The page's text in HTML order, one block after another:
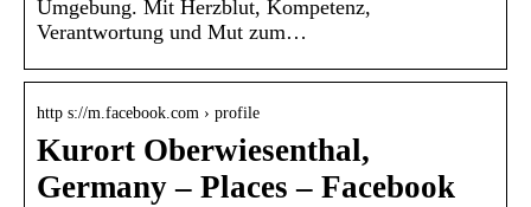
Umgebung. Mit Herzblut, Kompetenz,
Verantwortung und Mut zum…
http s://m.facebook.com › profile
Kurort Oberwiesenthal,
Germany – Places – Facebook